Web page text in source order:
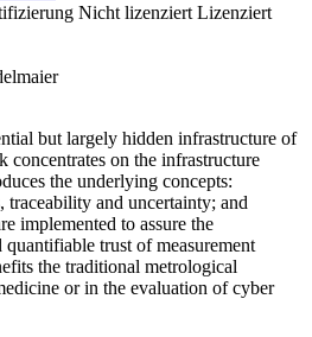
Nicht lizenziert Lizenziert
but largely hidden infrastructure of
on the infrastructure
the underlying concepts:
traceability and uncertainty; and
implemented to assure the
trust of measurement
the traditional metrological
or in the evaluation of cyber